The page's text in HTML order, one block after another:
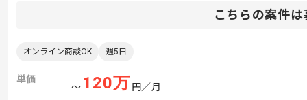
こちらの案件
オンライン商談OK 週5日
単価
〜 120万 円／月